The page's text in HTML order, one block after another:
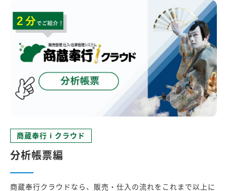
商蔵奉行 i クラウド
分析帳票編
商蔵奉行クラウドなら、販売・仕入の流れをこれまで以上に